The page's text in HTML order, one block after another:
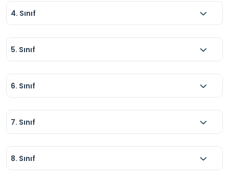
4. Sınıf
5. Sınıf
6. Sınıf
7. Sınıf
8. Sınıf